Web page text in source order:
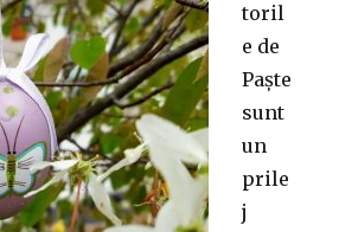
toril
e de
Paște
sunt
un
prile
j